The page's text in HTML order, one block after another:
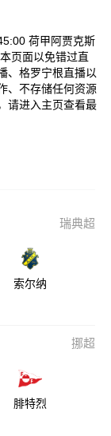
荷甲阿贾克斯
页面以免错过直
、格罗宁根直播以
、不存储任何资源
请进入主页查看最
瑞典超
索尔纳
挪超
腓特烈